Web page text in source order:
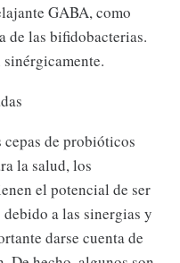
GABA, como
de las bifidobacterias.
cepas de probióticos
la salud, los
el potencial de ser
a las sinergias y
darse cuenta de